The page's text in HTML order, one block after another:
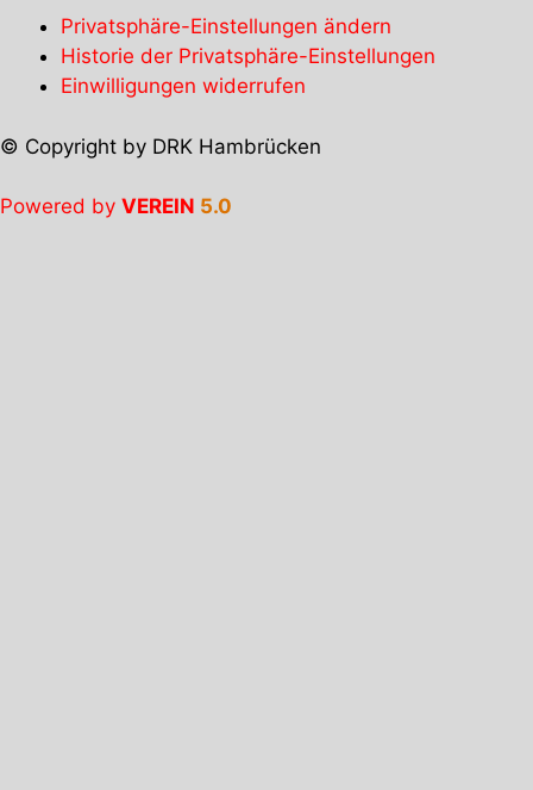
Privatsphäre-Einstellungen ändern
Historie der Privatsphäre-Einstellungen
Einwilligungen widerrufen
© Copyright by DRK Hambrücken
Powered by VEREIN 5.0